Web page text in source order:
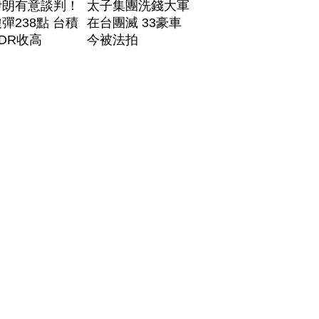
有意談判！
238點 台積
收高
太子集團洗錢大軍
在台團滅 33豪車
今被法拍